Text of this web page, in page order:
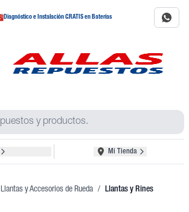
Diagnóstico e Instalación GRATIS en Baterías
Mi Tienda
Llantas y Accesorios de Rueda / Llantas y Rines